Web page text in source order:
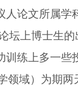
论文所属
坛上博士生
练上多一些
领域）为期